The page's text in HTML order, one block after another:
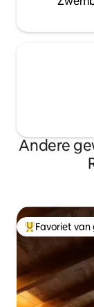
Andere
Topfavoriet
Favoriet